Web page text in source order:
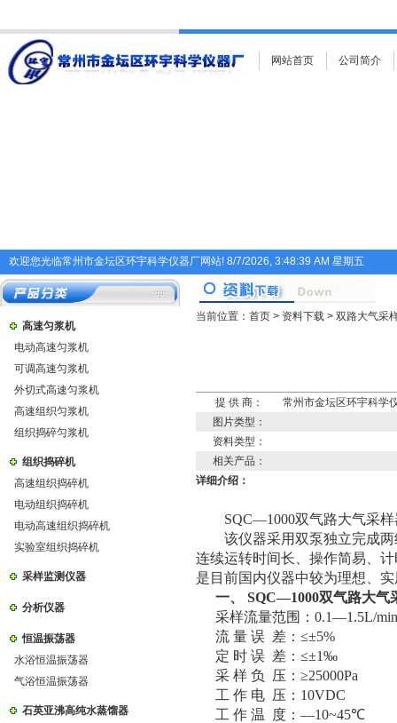
网站首页 公司简介
欢迎您光临常州市金坛区环宇科学仪器厂网站! 8/7/2026, 3:48:39 AM 星期五
高速匀浆机
电动高速匀浆机
可调高速匀浆机
外切式高速匀浆机
高速组织匀浆机
组织捣碎匀浆机
组织捣碎机
高速组织捣碎机
电动组织捣碎机
电动高速组织捣碎机
实验室组织捣碎机
采样监测仪器
分析仪器
恒温振荡器
水浴恒温振荡器
气浴恒温振荡器
石英亚沸高纯水蒸馏器
当前位置： 首页 > 资料下载 > 双路大气采
提 供 商：
常州市金坛区环宇科学
图片类型：
资料类型：
相关产品：
详细介绍：
SQC—1000双气路大气采
该仪器采用双泵独立完成
连续运转时间长、操作简易、
是目前国内仪器中较为理想、
一、 SQC—1000双气路大气
采样流量范围： 0.1—1.5L/min
流 量 误 差：≤±5%
定 时 误 差：≤±1‰
采 样 负 压：≥25000Pa
工 作 电 压： 10VDC
工 作 温 度：—10~45℃